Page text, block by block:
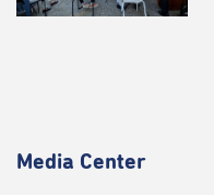
Media Center